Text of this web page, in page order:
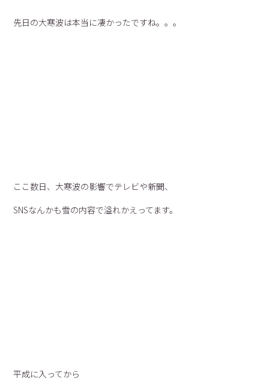
先日の大寒波は本当に凄かったですね。。。
ここ数日、大寒波の影響でテレビや新聞、
SNSなんかも雪の内容で溢れかえってます。
平成に入ってから